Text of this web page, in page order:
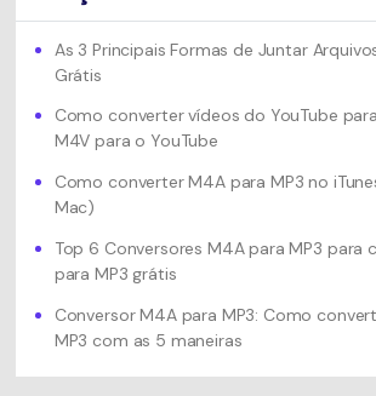
As 3 Principais Formas de Juntar
Grátis
Como converter vídeos do YouTube
M4V para o YouTube
Como converter M4A para MP3 no
Mac)
Top 6 Conversores M4A para MP3 para
para MP3 grátis
Conversor M4A para MP3: Como
MP3 com as 5 maneiras